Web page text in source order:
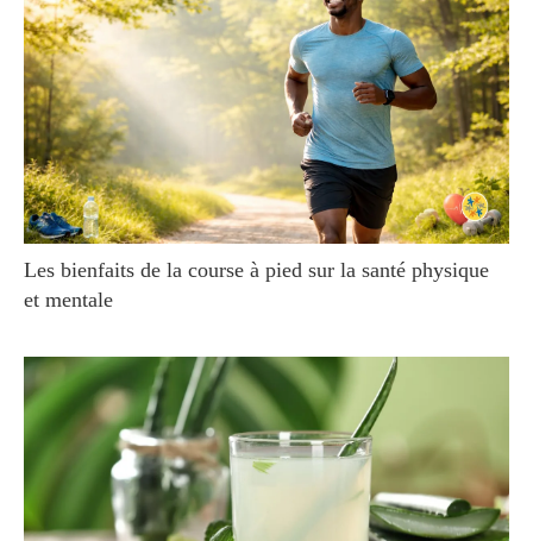
Les bienfaits de la course à pied sur la santé physique
et mentale